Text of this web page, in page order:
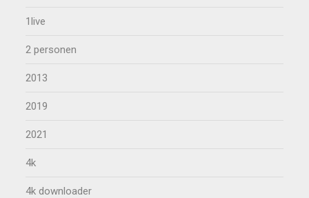
1live
2 personen
2013
2019
2021
4k
4k downloader